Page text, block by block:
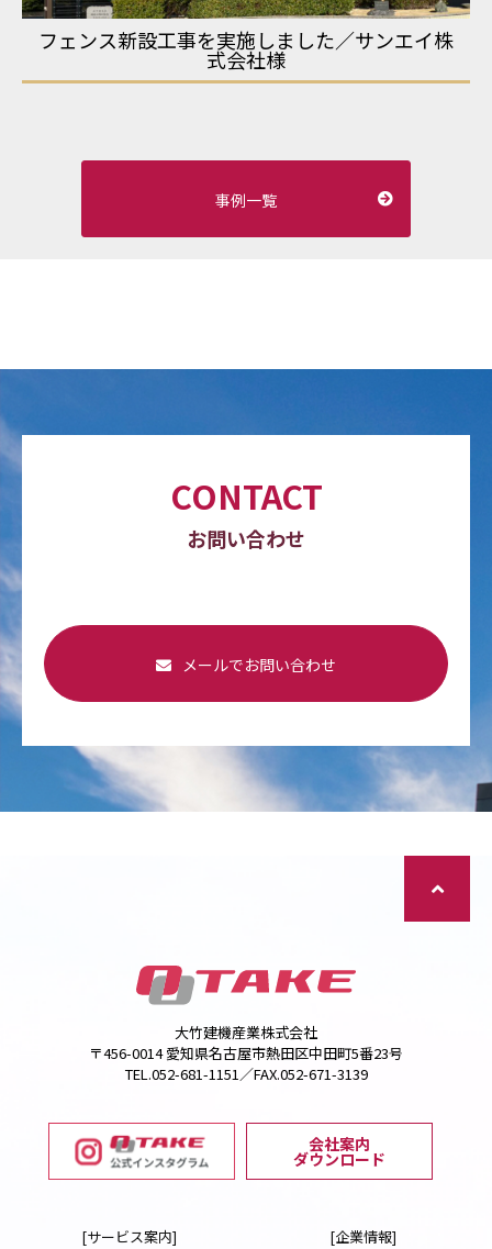
フェンス新設工事を実施しました／サンエイ株
式会社様
事例一覧
CONTACT
お問い合わせ
メールでお問い合わせ
大竹建機産業株式会社
〒456-0014 愛知県名古屋市熱田区中田町5番23号
TEL.052-681-1151／FAX.052-671-3139
会社案内
ダウンロード
[サービス案内] [企業情報]